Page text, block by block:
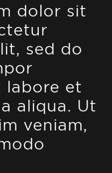
dolor sit
sed do
labore et
aliqua. Ut
veniam,